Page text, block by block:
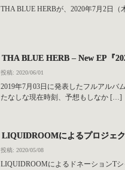
THA BLUE HERBが、2020年7月2日
THA BLUE HERB – New EP『
投稿: 2020/06/01
2019年7月03日に発表したフルアルバ
たなしな現在時刻、予想もしなか […]
LIQUIDROOMによるプロジェ
投稿: 2020/05/08
LIQUIDROOMによるドネーションT